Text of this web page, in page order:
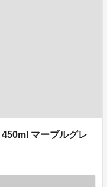
マーブルグレ